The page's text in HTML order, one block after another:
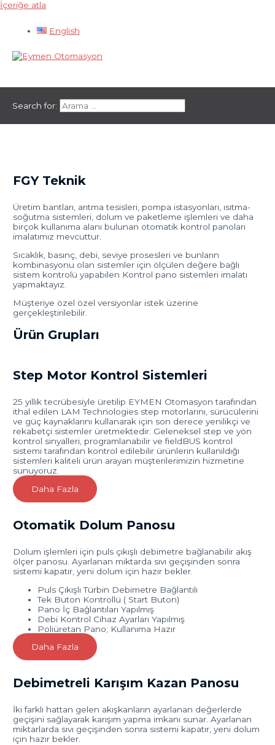
İçeriğe atla
English
Search for:
FGY Teknik
Üretim bantları, arıtma tesisleri, pompa istasyonları, ısıtma-
soğutma sistemleri, dolum ve paketleme işlemleri ve daha
birçok kullanıma alanı bulunan otomatik kontrol panoları
imalatımız mevcuttur.
Sıcaklık, basınç, debi, seviye prosesleri ve bunların
kombinasyonu olan sistemler için ölçülen değere bağlı
sistem kontrolü yapabilen Kontrol pano sistemleri imalatı
yapmaktayız.
Müşteriye özel özel versiyonlar istek üzerine
gerçekleştirilebilir.
Ürün Grupları
Step Motor Kontrol Sistemleri
25 yıllık tecrübesiyle üretilip EYMEN Otomasyon tarafından
ithal edilen LAM Technologies step motorlarını, sürücülerini
ve güç kaynaklarını kullanarak için son derece yenilikçi ve
rekabetçi sistemler üretmektedir. Geleneksel step ve yön
kontrol sinyalleri, programlanabilir ve fieldBUS kontrol
sistemi tarafından kontrol edilebilir ürünlerin kullanıldığı
sistemleri kaliteli ürün arayan müşterilerimizin hizmetine
sunuyoruz.
Daha Fazla
Otomatik Dolum Panosu
Dolum işlemleri için puls çıkışlı debimetre bağlanabilir akış
ölçer panosu. Ayarlanan miktarda sıvı geçişinden sonra
sistemi kapatır, yeni dolum için hazır bekler.
Puls Çıkışlı Türbin Debimetre Bağlantılı
Tek Buton Kontrollü ( Start Buton)
Pano İç Bağlantıları Yapılmış
Debi Kontrol Cihaz Ayarları Yapılmış
Poliüretan Pano; Kullanıma Hazır
Daha Fazla
Debimetreli Karışım Kazan Panosu
İki farklı hattan gelen akışkanların ayarlanan değerlerde
geçişini sağlayarak karışım yapma imkanı sunar. Ayarlanan
miktarlarda sıvı geçişinden sonra sistemi kapatır, yeni dolum
için hazır bekler.